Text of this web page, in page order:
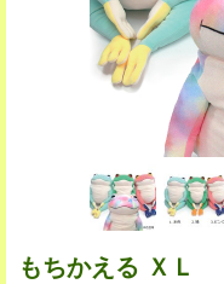
もちかえる ＸＬ